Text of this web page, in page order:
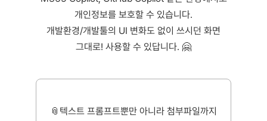
개인정보를 보호할 수 있습니다.
개발환경/개발툴의 UI 변화도 없이 쓰시던 화면
그대로! 사용할 수 있답니다. 🤗
📎텍스트 프롬프트뿐만 아니라 첨부파일까지